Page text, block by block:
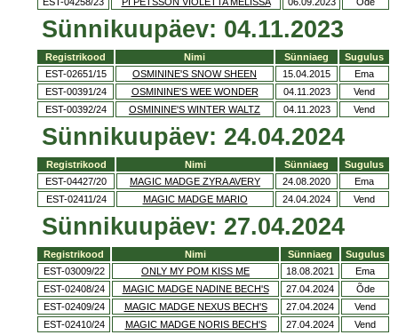
Sünnikuupäev: 04.11.2023
Registrikood Nimi Sünniaeg
Sugulus
EST-02651/15
OSMININE'S SNOW SHEEN 15.04.2015
Ema
EST-00391/24
OSMININE'S WEE WONDER 04.11.2023
Vend
EST-00392/24
OSMININE'S WINTER WALTZ 04.11.2023 Vend
Sünnikuupäev: 24.04.2024
Registrikood Nimi Sünniaeg
Sugulus
EST-04427/20
MAGIC MADGE ZYRA AVERY 24.08.2020
Ema
EST-02411/24
MAGIC MADGE MARIO 24.04.2024 Vend
Sünnikuupäev: 27.04.2024
Registrikood Nimi Sünniaeg
Sugulus
EST-03009/22
ONLY MY POM KISS ME 18.08.2021
Ema
EST-02408/24
MAGIC MADGE NADINE BECH'S 27.04.2024
Õde
EST-02409/24
MAGIC MADGE NEXUS BECH'S 27.04.2024
Vend
EST-02410/24
MAGIC MADGE NORIS BECH'S 27.04.2024 Vend